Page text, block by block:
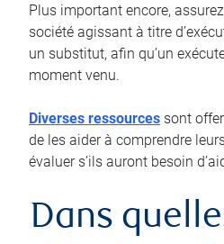
Plus important encore,
société agissant à titre
un substitut, afin qu’un
moment venu.
Diverses ressources sont
de les aider à comprendre
évaluer s’ils auront besoin
Dans